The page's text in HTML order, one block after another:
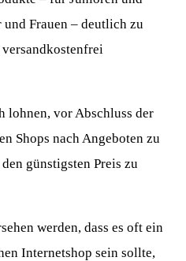
Frauen – deutlich zu
lohnen, vor Abschluss der
Shops nach Angeboten zu
günstigsten Preis zu
werden, dass es oft ein
Internetshop sein sollte,